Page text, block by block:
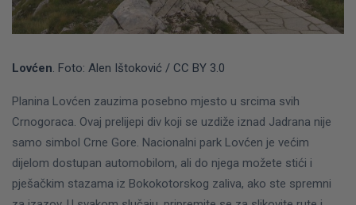
Lovćen. Foto: Alen Ištoković / CC BY 3.0
Planina Lovćen zauzima posebno mjesto u srcima svih
Crnogoraca. Ovaj prelijepi div koji se uzdiže iznad Jadrana nije
samo simbol Crne Gore. Nacionalni park Lovćen je većim
dijelom dostupan automobilom, ali do njega možete stići i
pješačkim stazama iz Bokokotorskog zaliva, ako ste spremni